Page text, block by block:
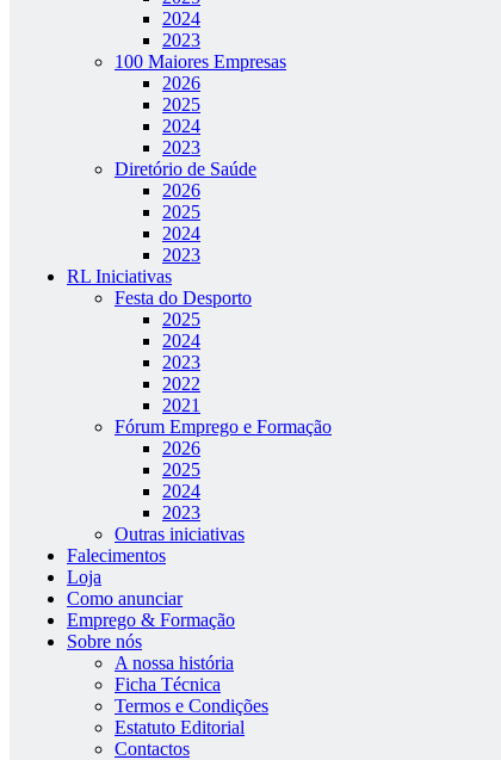
2024
2023
100 Maiores Empresas
2026
2025
2024
2023
Diretório de Saúde
2026
2025
2024
2023
RL Iniciativas
Festa do Desporto
2025
2024
2023
2022
2021
Fórum Emprego e Formação
2026
2025
2024
2023
Outras iniciativas
Falecimentos
Loja
Como anunciar
Emprego & Formação
Sobre nós
A nossa história
Ficha Técnica
Termos e Condições
Estatuto Editorial
Contactos